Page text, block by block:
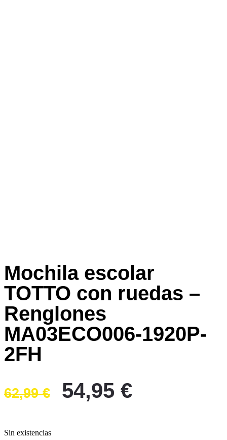
Mochila escolar
TOTTO con ruedas –
Renglones
MA03ECO006-1920P-
2FH
62,99€
El
precio
54,95 €El
Sin existencias